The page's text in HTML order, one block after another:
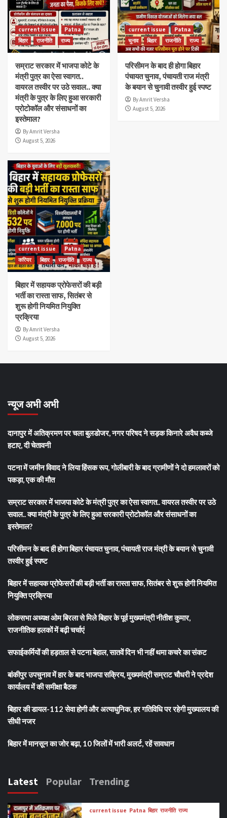
current issue
Patna
बिहार
राजनीति राज्य
सम्राट सरकार में भाजपा कोटे के
मंत्री पुत्र का ऐसा स्वागत..
वायरल तस्वीर पर उठे सवाल.. क्या
मंत्री के पुत्र के लिए हुआ सरकारी
प्रोटोकॉल और संसाधनों का
इस्तेमाल?
By Amrit Versha
August 5, 2026
current issue
Patna
चुनाव
बिहार राजनीति राज्य
परिसीमन के बाद ही होगा बिहार
पंचायत चुनाव, पंचायती राज मंत्री
के बयान से चुनावी तस्वीर हुई स्पष्ट
By Amrit Versha
August 5, 2026
current issue
Patna
करियर
बिहार राजनीति राज्य
बिहार में सहायक प्रोफेसरों की बड़ी
भर्ती का रास्ता साफ, सितंबर से
शुरू होगी नियमित नियुक्ति
प्रक्रिया
By Amrit Versha
August 5, 2026
न्यूज अभी अभी
दानापुर में अतिक्रमण पर चला बुलडोजर, नगर परिषद ने सड़क किनारे अवैध कब्जे
हटाए, दी चेतावनी
पटना में जमीन विवाद ने लिया हिंसक रूप, गोलीबारी के बाद ग्रामीणों ने दो हमलावरों को
पकड़ा, एक की मौत
सम्राट सरकार में भाजपा कोटे के मंत्री पुत्र का ऐसा स्वागत.. वायरल तस्वीर पर उठे
सवाल.. क्या मंत्री के पुत्र के लिए हुआ सरकारी प्रोटोकॉल और संसाधनों का
इस्तेमाल?
परिसीमन के बाद ही होगा बिहार पंचायत चुनाव, पंचायती राज मंत्री के बयान से चुनावी
तस्वीर हुई स्पष्ट
बिहार में सहायक प्रोफेसरों की बड़ी भर्ती का रास्ता साफ, सितंबर से शुरू होगी नियमित
नियुक्ति प्रक्रिया
लोकसभा अध्यक्ष ओम बिरला से मिले बिहार के पूर्व मुख्यमंत्री नीतीश कुमार,
राजनीतिक हलकों में बढ़ी चर्चाएं
सफाईकर्मियों की हड़ताल से पटना बेहाल, सातवें दिन भी नहीं थमा कचरे का संकट
बांकीपुर उपचुनाव में हार के बाद भाजपा सक्रिय, मुख्यमंत्री सम्राट चौधरी ने प्रदेश
कार्यालय में की समीक्षा बैठक
बिहार की डायल-112 सेवा होगी और अत्याधुनिक, हर गतिविधि पर रहेगी मुख्यालय की
सीधी नजर
बिहार में मानसून का जोर बढ़ा, 10 जिलों में भारी अलर्ट, रहें सावधान
Latest Popular Trending
current issue Patna बिहार राजनीति राज्य